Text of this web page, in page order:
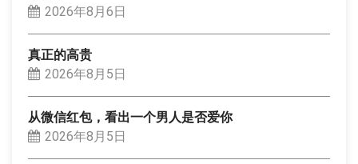
2026年8月6日
真正的高贵
2026年8月5日
从微信红包，看出一个男人是否爱你
2026年8月5日